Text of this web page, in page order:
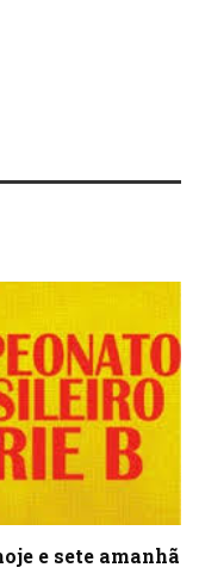
e sete amanhã